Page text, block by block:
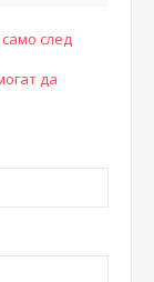
след
да